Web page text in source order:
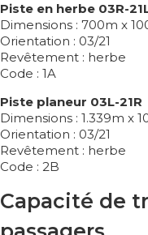
Piste en herbe 03R-
Dimensions : 700m x
Orientation : 03/21
Revêtement : herbe
Code : 1A
Piste planeur 03L-21R
Dimensions : 1.339m x
Orientation : 03/21
Revêtement : herbe
Code : 2B
Capacité de